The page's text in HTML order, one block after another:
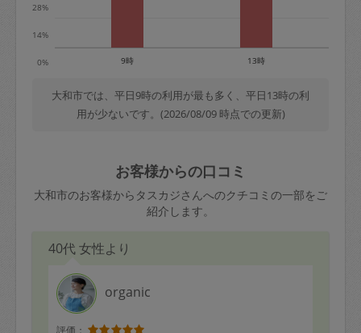
0%
14%
28%
9時 13時
大和市では、平日9時の利用が最も多く、平日13時の利
用が少ないです。(2026/08/09 時点での更新)
お客様からの口コミ
大和市のお客様からタスカジさんへのクチコミの一部をご
紹介します。
40代 女性より
organic
評価：